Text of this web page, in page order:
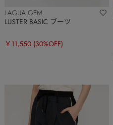
LAGUA GEM
LUSTER BASIC ブーツ
￥11,550 (30%OFF)